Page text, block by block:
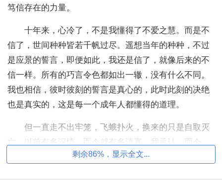
笃信存在的力量。
十年来，心冷了，不是我懂得了不爱之慧。而是不
信了，世间种种皆若千帆过尽。遥想当年的种种，不过
是应景的誓言，即便如此，我还是信了，就像后来的不
信一样。所有的巧言令色都如出一辙，没有什么不同。
我也相信，彼时彼刻的誓言是真心的，此时此刻的决绝
也是真实的，这是每一个成年人都懂得的道理。
但一直走不出牢笼，飞蛾扑火，换来的只是自取灭
亡。以前有多深情，而今就有多清寡。我承认，而今，
亦是淡然与平静。想起一句话：“光阴如镜，你已经妻妾
剩余86%，显示全文...